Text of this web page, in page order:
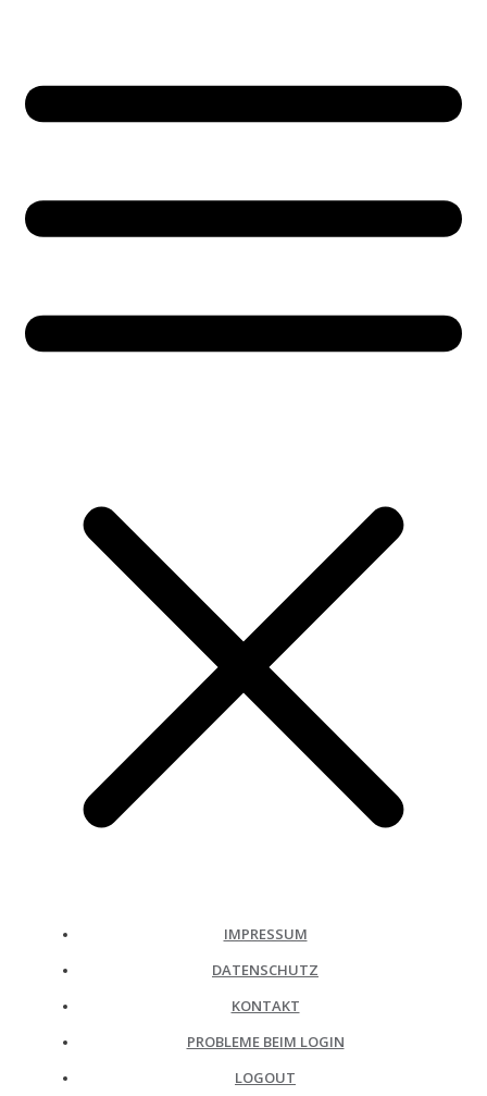
IMPRESSUM
DATENSCHUTZ
KONTAKT
PROBLEME BEIM LOGIN
LOGOUT